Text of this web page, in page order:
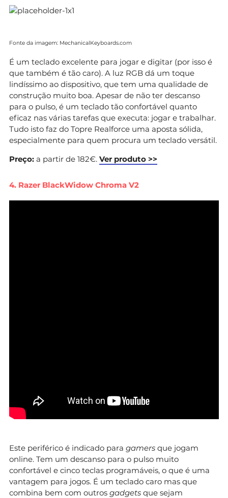
Fonte da imagem: MechanicalKeyboards.com
É um teclado excelente para jogar e digitar (por isso é
que também é tão caro). A luz RGB dá um toque
lindíssimo ao dispositivo, que tem uma qualidade de
construção muito boa. Apesar de não ter descanso
para o pulso, é um teclado tão confortável quanto
eficaz nas várias tarefas que executa: jogar e trabalhar.
Tudo isto faz do Topre Realforce uma aposta sólida,
especialmente para quem procura um teclado versátil.
Preço: a partir de 182€. Ver produto >>
4. Razer BlackWidow Chroma V2
Este periférico é indicado para gamers que jogam
online. Tem um descanso para o pulso muito
confortável e cinco teclas programáveis, o que é uma
vantagem para jogos. É um teclado caro mas que
combina bem com outros gadgets que sejam